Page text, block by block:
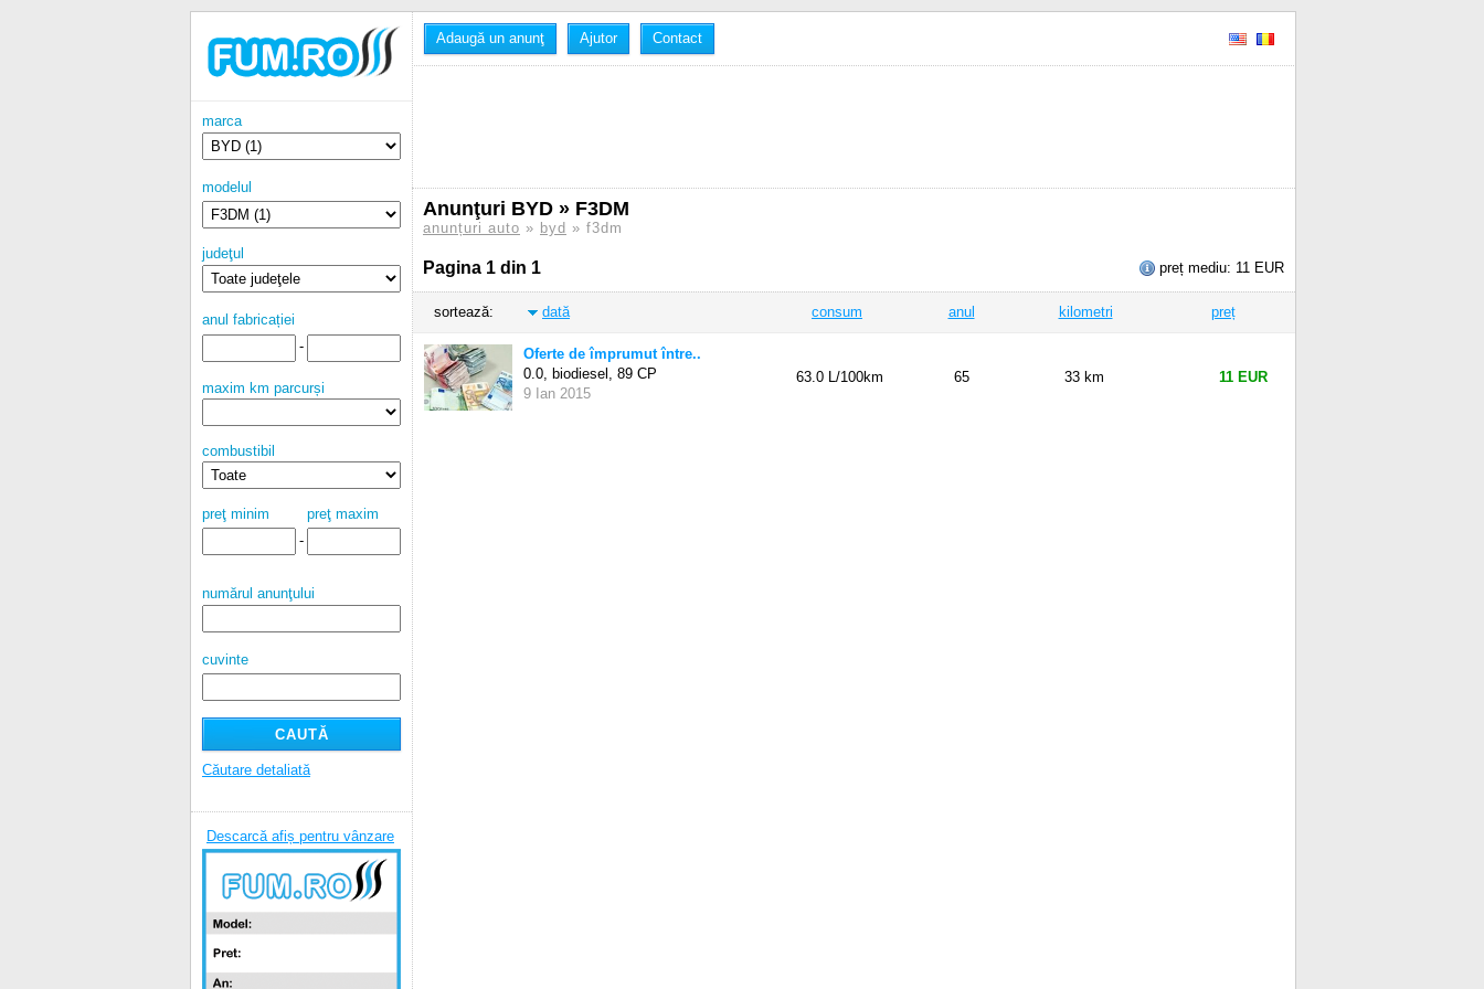
marca
modelul
judeţul
anul fabricației
-
maxim km parcurși
combustibil
preţ minim
preţ maxim
-
numărul anunţului
cuvinte
Căutare detaliată
Descarcă afiș pentru vânzare
Adaugă un anunţ Ajutor Contact
Anunţuri BYD » F3DM
anunțuri auto » byd » f3dm
Pagina 1 din 1 preț mediu: 11 EUR
sortează: dată consum anul kilometri preț
Oferte de împrumut între..
0.0, biodiesel, 89 CP
9 Ian 2015
63.0 L/100km 65 33 km 11 EUR